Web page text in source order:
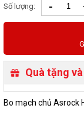
Số lượng: -
Quà tặng
Bo mạch chủ Asrock